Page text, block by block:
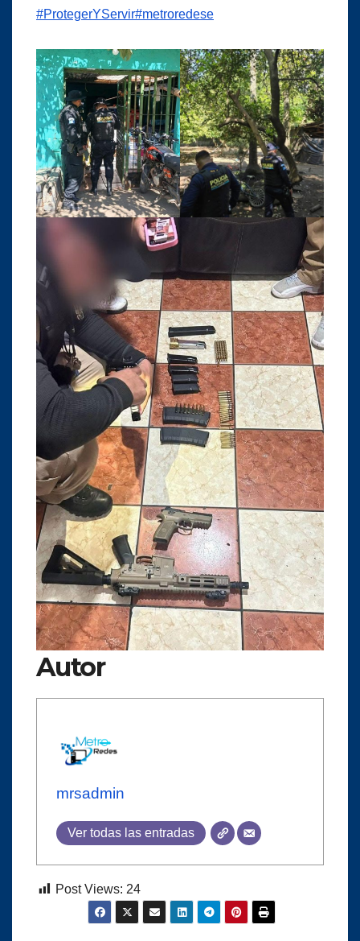
#ProtegerYServir#metroredese
Autor
mrsadmin
Ver todas las entradas
Post Views: 24